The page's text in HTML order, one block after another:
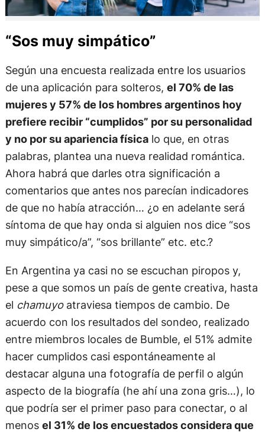
“Sos muy simpático”
Según una encuesta realizada entre los usuarios
de una aplicación para solteros, el 70% de las
mujeres y 57% de los hombres argentinos hoy
prefiere recibir “cumplidos” por su personalidad
y no por su apariencia físicalo que, en otras
palabras, plantea una nueva realidad romántica.
Ahora habrá que darles otra significación a
comentarios que antes nos parecían indicadores
de que no había atracción… ¿o en adelante será
síntoma de que hay onda si alguien nos dice “sos
muy simpático/a”, “sos brillante” etc. etc.?
En Argentina ya casi no se escuchan piropos y,
pese a que somos un país de gente creativa, hasta
el chamuyoatraviesa tiempos de cambio. De
acuerdo con los resultados del sondeo, realizado
entre miembros locales de Bumble, el 51% admite
hacer cumplidos casi espontáneamente al
destacar alguna una fotografía de perfil o algún
aspecto de la biografía (he ahí una zona gris…), lo
que podría ser el primer paso para conectar, o al
menos el 31% de los encuestados considera que